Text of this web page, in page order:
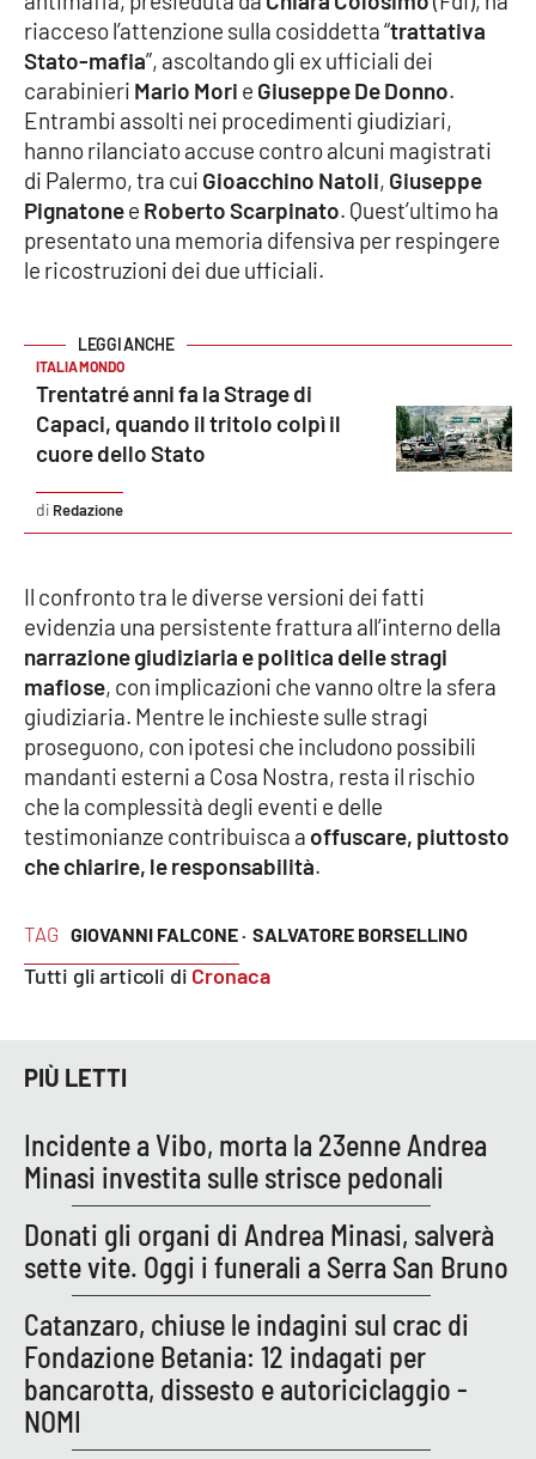
EDIZIONI
LOCALI
Catanzaro
Crotone
Vibo Valentia
Cosenza
Lamezia Terme
PROGETTI
Buona Sanità Calabria
LA
CALABRIAVISIONE
Destinazioni
Eventi
Food
Storie
Lacplay.it
Lactv.it
Laconair.it
Lacitymag.it
Lacapitalenews.it
Ilreggino.it
Cosenzachannel.it
TAG GIOVANNI FALCONE · SALVATORE BORSELLINO
Tutti gli articoli di Cronaca
riacceso l’attenzione sulla cosiddetta “trattativa
Stato-mafia”, ascoltando gli ex ufficiali dei
carabinieri Mario Mori e Giuseppe De Donno.
Entrambi assolti nei procedimenti giudiziari,
hanno rilanciato accuse contro alcuni magistrati
di Palermo, tra cui Gioacchino Natoli, Giuseppe
Pignatonee Roberto Scarpinato. Quest’ultimo ha
presentato una memoria difensiva per respingere
le ricostruzioni dei due ufficiali.
ITALIA MONDO
Trentatré anni fa la Strage di
Capaci, quando il tritolo colpì il
cuore dello Stato
Redazione
Il confronto tra le diverse versioni dei fatti
evidenzia una persistente frattura all’interno della
narrazione giudiziaria e politica delle stragi
mafiose, con implicazioni che vanno oltre la sfera
giudiziaria. Mentre le inchieste sulle stragi
proseguono, con ipotesi che includono possibili
mandanti esterni a Cosa Nostra, resta il rischio
che la complessità degli eventi e delle
testimonianze contribuisca a offuscare, piuttosto
che chiarire, le responsabilità.
PIÙ LETTI
Incidente a Vibo, morta la 23enne Andrea
Minasi investita sulle strisce pedonali
Donati gli organi di Andrea Minasi, salverà
sette vite. Oggi i funerali a Serra San Bruno
Catanzaro, chiuse le indagini sul crac di
Fondazione Betania: 12 indagati per
bancarotta, dissesto e autoriciclaggio -
NOMI